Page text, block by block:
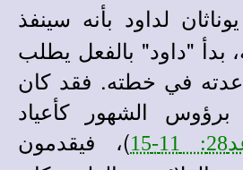
لداود بأنه سينفذ
بدأ "داود" بالفعل يطلب
في خطته. فقد كان
برؤوس الشهور كأعياد
11-15
)، فيقدمون